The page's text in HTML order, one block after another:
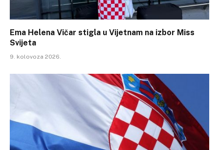
Ema Helena Vičar stigla u Vijetnam na izbor Miss
Svijeta
9. kolovoza 2026.